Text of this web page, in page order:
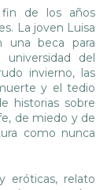
fin de los años
La joven Luisa
una beca para
del
invierno, las
y el tedio
historias sobre
de miedo y de
como nunca
eróticas, relato